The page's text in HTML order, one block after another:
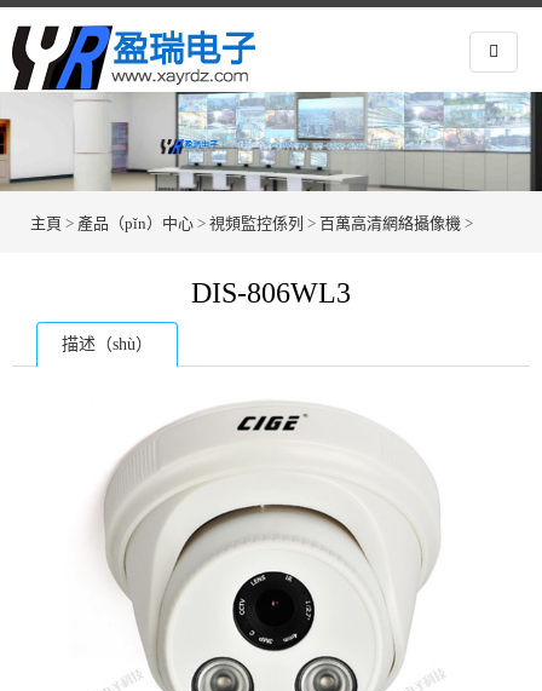
主頁 > 產品（pǐn）中心 > 視頻監控係列 > 百萬高清網絡攝像機 >
DIS-806WL3
描述（shù）